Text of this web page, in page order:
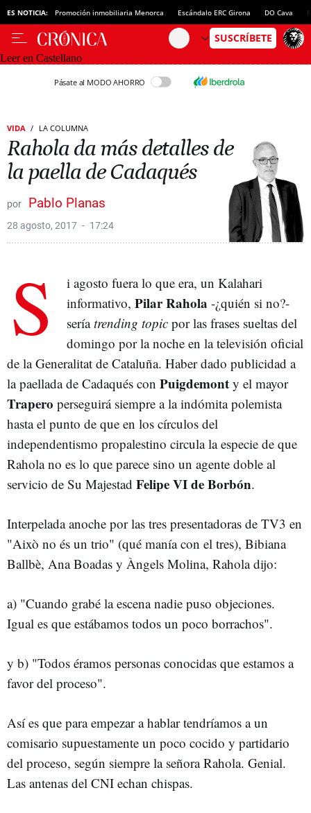
ES NOTICIA: Promoción inmobiliaria Menorca Escándalo ERC Girona DO Cava
Leer en Castellano
Pásate al MODO AHORRO
VIDA LA COLUMNA
Rahola da más detalles de
la paella de Cadaqués
Pablo Planas
28 agosto, 2017 17:24
S
i agosto fuera lo que era, un Kalahari
informativo, Pilar Rahola -¿quién si no?-
seríatrending topic por las frases sueltas del
domingo por la noche en la televisión oficial
de la Generalitat de Cataluña. Haber dado publicidad a
la paellada de Cadaqués con Puigdemont y el mayor
Trapero perseguirá siempre a la indómita polemista
hasta el punto de que en los círculos del
independentismo propalestino circula la especie de que
Rahola no es lo que parece sino un agente doble al
servicio de Su Majestad Felipe VI de Borbón.
Interpelada anoche por las tres presentadoras de TV3 en
"Això no és un trio" (qué manía con el tres), Bibiana
Ballbè, Ana Boadas y Àngels Molina, Rahola dijo:
a) "Cuando grabé la escena nadie puso objeciones.
Igual es que estábamos todos un poco borrachos".
y b) "Todos éramos personas conocidas que estamos a
favor del proceso".
Así es que para empezar a hablar tendríamos a un
comisario supuestamente un poco cocido y partidario
del proceso, según siempre la señora Rahola. Genial.
Las antenas del CNI echan chispas.